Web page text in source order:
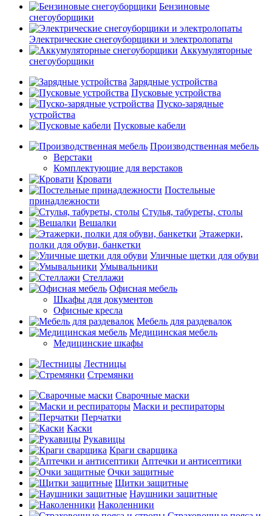
Бензиновые
снегоуборщики
Электрические снегоуборщики и электролопаты
Аккумуляторные
снегоуборщики
Зарядные устройства
Пусковые устройства
Пуско-зарядные
устройства
Пусковые кабели
Производственная мебель
Верстаки
Комплектующие для верстаков
Кровати
Постельные
принадлежности
Стулья, табуреты, столы
Вешалки
Этажерки,
полки для обуви, банкетки
Уличные щетки для обуви
Умывальники
Стеллажи
Офисная мебель
Шкафы для документов
Офисные кресла
Мебель для раздевалок
Медицинская мебель
Медицинские шкафы
Лестницы
Стремянки
Сварочные маски
Маски и респираторы
Перчатки
Каски
Рукавицы
Краги сварщика
Аптечки и антисептики
Очки защитные
Щитки защитные
Наушники защитные
Наколенники